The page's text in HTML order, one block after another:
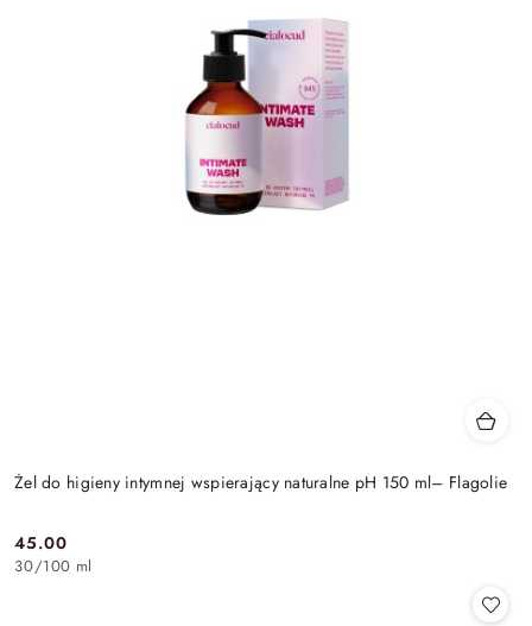
Żel do higieny intymnej wspierający naturalne pH 150 ml– Flagolie
Cena:
45.00
30/100 ml